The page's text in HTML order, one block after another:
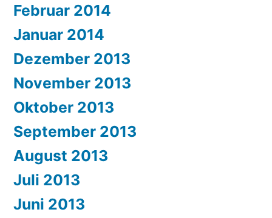
Februar 2014
Januar 2014
Dezember 2013
November 2013
Oktober 2013
September 2013
August 2013
Juli 2013
Juni 2013